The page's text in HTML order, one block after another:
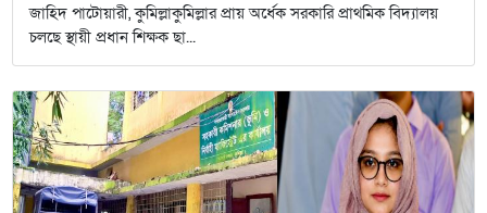
জাহিদ পাটোয়ারী, কুমিল্লাকুমিল্লার প্রায় অর্ধেক সরকারি প্রাথমিক বিদ্যালয়
চলছে স্থায়ী প্রধান শিক্ষক ছা...